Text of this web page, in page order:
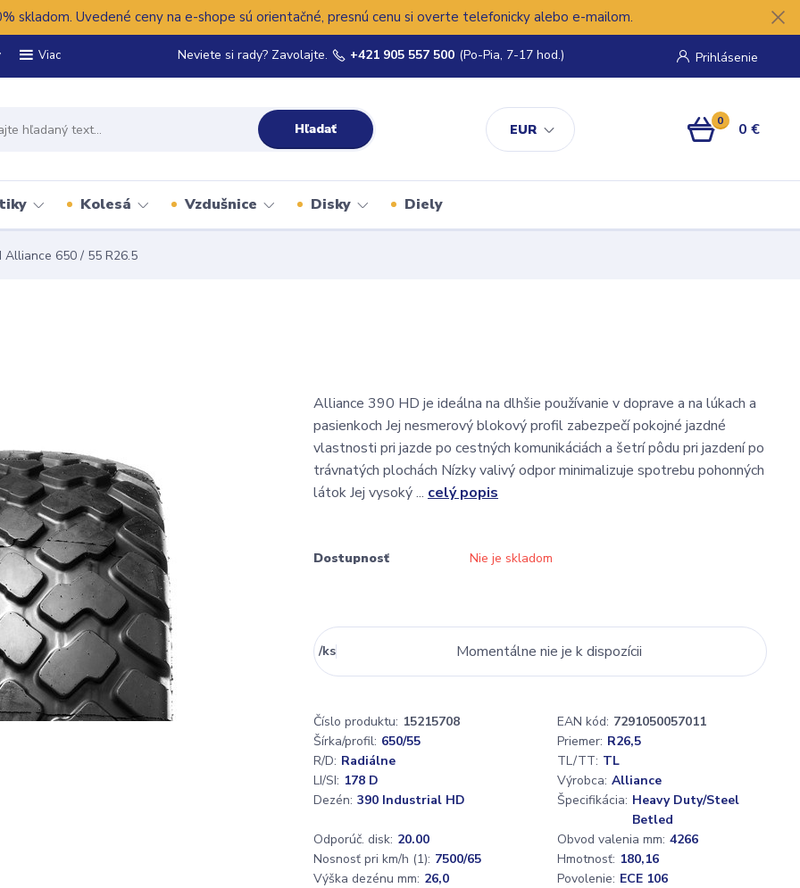
skladom. Uvedené ceny na e-shope sú orientačné, presnú cenu si overte telefonicky alebo e-mailom.
Viac
EUR
Prihlásenie
Hľadať
Neviete si rady? Zavolajte. +421 905 557 500 (Po-Pia, 7-17 hod.)
0 0 €
Kolesá Vzdušnice Disky Diely
Alliance 650 / 55 R26.5
Alliance 390 HD je ideálna na dlhšie používanie v doprave a na lúkach a
pasienkoch Jej nesmerový blokový profil zabezpečí pokojné jazdné
vlastnosti pri jazde po cestných komunikáciách a šetrí pôdu pri jazdení po
trávnatých plochách Nízky valivý odpor minimalizuje spotrebu pohonných
látok Jej vysoký ... celý popis
Dostupnosť Nie je skladom
/ks Momentálne nie je k dispozícii
Číslo produktu: 15215708 EAN kód: 7291050057011
Šírka/profil: 650/55 Priemer: R26,5
R/D: Radiálne TL/TT: TL
LI/SI: 178 D Výrobca: Alliance
Dezén: 390 Industrial HD Špecifikácia: Heavy Duty/Steel
Betled
Odporúč. disk: 20.00 Obvod valenia mm: 4266
Nosnosť pri km/h (1): 7500/65 Hmotnosť: 180,16
Výška dezénu mm: 26,0 Povolenie: ECE 106